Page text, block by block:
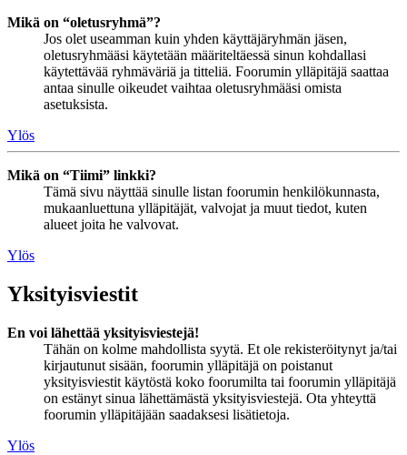
Mikä on “oletusryhmä”?
Jos olet useamman kuin yhden käyttäjäryhmän jäsen,
oletusryhmääsi käytetään määriteltäessä sinun kohdallasi
käytettävää ryhmäväriä ja titteliä. Foorumin ylläpitäjä saattaa
antaa sinulle oikeudet vaihtaa oletusryhmääsi omista
asetuksista.
Ylös
Mikä on “Tiimi” linkki?
Tämä sivu näyttää sinulle listan foorumin henkilökunnasta,
mukaanluettuna ylläpitäjät, valvojat ja muut tiedot, kuten
alueet joita he valvovat.
Ylös
Yksityisviestit
En voi lähettää yksityisviestejä!
Tähän on kolme mahdollista syytä. Et ole rekisteröitynyt ja/tai
kirjautunut sisään, foorumin ylläpitäjä on poistanut
yksityisviestit käytöstä koko foorumilta tai foorumin ylläpitäjä
on estänyt sinua lähettämästä yksityisviestejä. Ota yhteyttä
foorumin ylläpitäjään saadaksesi lisätietoja.
Ylös